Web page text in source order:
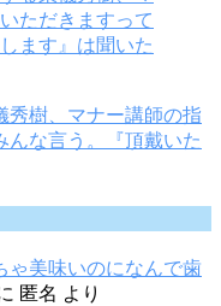
秀樹、マナー講師の指
んな言う。『頂戴いた
ゃ美味いのになんで歯
匿名 より